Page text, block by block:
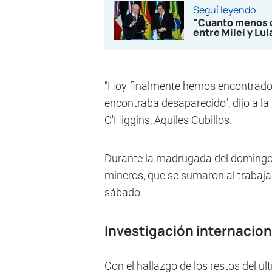
Seguí leyendo
"Cuanto menos
entre Milei y
"Hoy finalmente hemos
encontraba desaparecido", dijo a
O'Higgins, Aquiles Cubillos.
Durante la madrugada del
mineros, que se sumaron al
sábado.
Investigación
Con el hallazgo de los restos del